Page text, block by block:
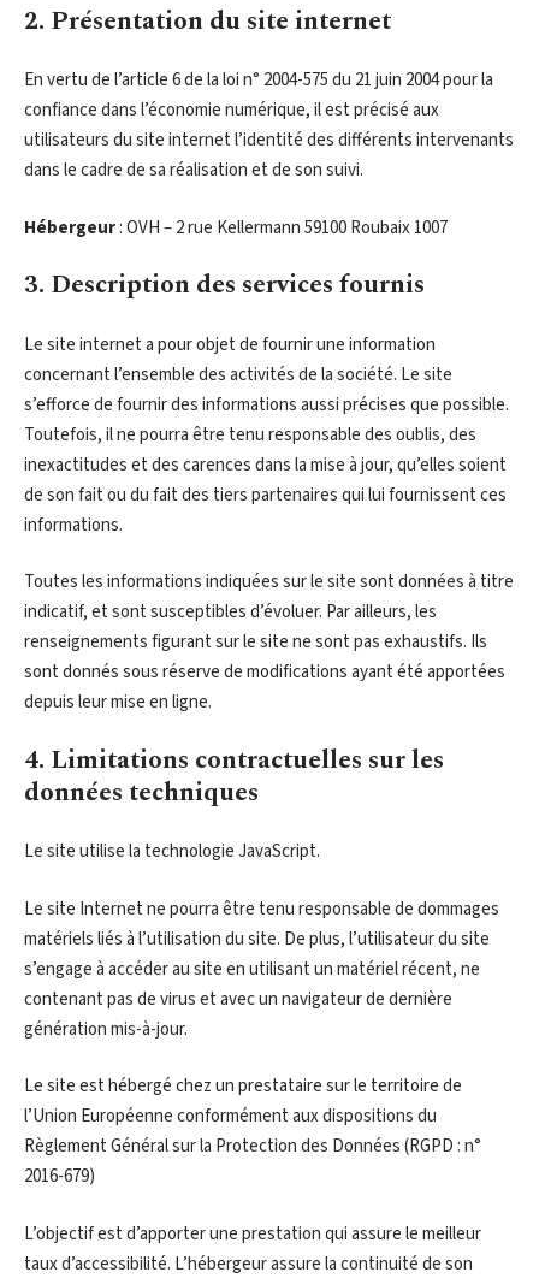
2. Présentation du site internet
En vertu de l’article 6 de la loi n° 2004-575 du 21 juin 2004 pour la
confiance dans l’économie numérique, il est précisé aux
utilisateurs du site internet l’identité des différents intervenants
dans le cadre de sa réalisation et de son suivi.
Hébergeur: OVH – 2 rue Kellermann 59100 Roubaix 1007
3. Description des services fournis
Le site internet a pour objet de fournir une information
concernant l’ensemble des activités de la société. Le site
s’efforce de fournir des informations aussi précises que possible.
Toutefois, il ne pourra être tenu responsable des oublis, des
inexactitudes et des carences dans la mise à jour, qu’elles soient
de son fait ou du fait des tiers partenaires qui lui fournissent ces
informations.
Toutes les informations indiquées sur le site sont données à titre
indicatif, et sont susceptibles d’évoluer. Par ailleurs, les
renseignements figurant sur le site ne sont pas exhaustifs. Ils
sont donnés sous réserve de modifications ayant été apportées
depuis leur mise en ligne.
4. Limitations contractuelles sur les
données techniques
Le site utilise la technologie JavaScript.
Le site Internet ne pourra être tenu responsable de dommages
matériels liés à l’utilisation du site. De plus, l’utilisateur du site
s’engage à accéder au site en utilisant un matériel récent, ne
contenant pas de virus et avec un navigateur de dernière
génération mis-à-jour.
Le site est hébergé chez un prestataire sur le territoire de
l’Union Européenne conformément aux dispositions du
Règlement Général sur la Protection des Données (RGPD : n°
2016-679)
L’objectif est d’apporter une prestation qui assure le meilleur
taux d’accessibilité. L’hébergeur assure la continuité de son